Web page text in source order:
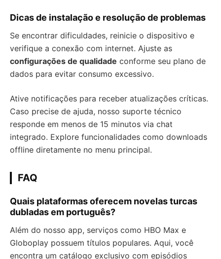
Dicas de instalação e resolução de problemas
Se encontrar dificuldades, reinicie o dispositivo e
verifique a conexão com internet. Ajuste as
configurações de qualidade conforme seu plano de
dados para evitar consumo excessivo.
Ative notificações para receber atualizações críticas.
Caso precise de ajuda, nosso suporte técnico
responde em menos de 15 minutos via chat
integrado. Explore funcionalidades como downloads
offline diretamente no menu principal.
FAQ
Quais plataformas oferecem novelas turcas
dubladas em português?
Além do nosso app, serviços como HBO Max e
Globoplay possuem títulos populares. Aqui, você
encontra um catálogo exclusivo com episódios